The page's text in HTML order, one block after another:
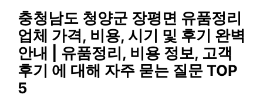
충청남도 청양군 장평면 유품정리
업체 가격, 비용, 시기 및 후기 완벽
안내 | 유품정리, 비용 정보, 고객
후기 에 대해 자주 묻는 질문 TOP
5